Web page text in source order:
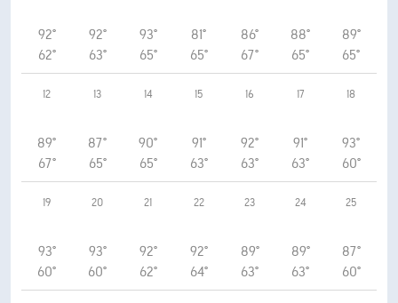
92°
62°
92°
63°
93°
65°
81°
65°
86°
67°
88°
65°
89°
65°
12
89°
67°
13
87°
65°
14
90°
65°
15
91°
63°
16
92°
63°
17
91°
63°
18
93°
60°
19
93°
60°
20
93°
60°
21
92°
62°
22
92°
64°
23
89°
63°
24
89°
63°
25
87°
60°